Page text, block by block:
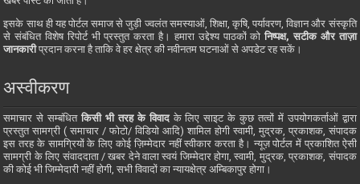
इसके साथ ही यह पोर्टल समाज से जुड़ी ज्वलंत समस्याओं, शिक्षा, कृषि, पर्यावरण, विज्ञान और संस्कृति
से संबंधित विशेष रिपोर्ट भी प्रस्तुत करता है। हमारा उद्देश्य पाठकों कोनिष्पक्ष, सटीक और ताज़ा
जानकारीप्रदान करना है ताकि वे हर क्षेत्र की नवीनतम घटनाओं से अपडेट रह सकें।
अस्वीकरण
समाचार से सम्बंधितकिसी भी तरह के विवादके लिए साइट के कुछ तत्वों में उपयोगकर्ताओं द्वारा
प्रस्तुत सामग्री ( समाचार / फोटो/ विडियो आदि) शामिल होगी स्वामी, मुद्रक, प्रकाशक, संपादक
इस तरह के सामग्रियों के लिए कोई ज़िम्मेदार नहीं स्वीकार करता है। न्यूज़ पोर्टल में प्रकाशित ऐसी
सामग्री के लिए संवाददाता / खबर देने वाला स्वयं जिम्मेदार होगा, स्वामी, मुद्रक, प्रकाशक, संपादक
की कोई भी जिम्मेदारी नहीं होगी, सभी विवादों का न्यायक्षेत्र अम्बिकापुर होगा।